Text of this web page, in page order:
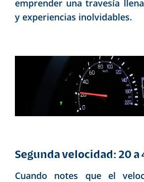
emprender una travesía
y experiencias inolvidables.
Segunda velocidad: 20
Cuando notes que el